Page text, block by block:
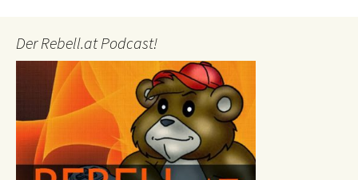
Der Rebell.at Podcast!